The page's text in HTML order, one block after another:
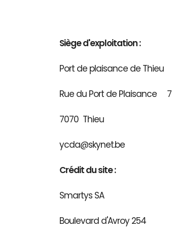
Siège d'exploitation :
Port de plaisance de Thieu
Rue du Port de Plaisance 7
7070 Thieu
ycda@skynet.be
Crédit du site :
Smartys SA
Boulevard d'Avroy 254